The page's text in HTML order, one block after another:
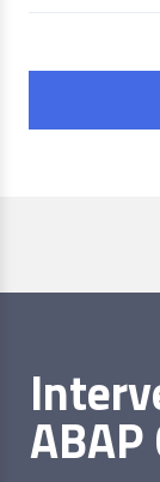
ABAP